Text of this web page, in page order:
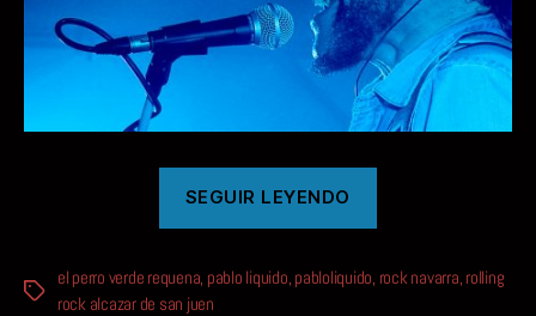
SEGUIR LEYENDO
INCONSCIENCIA»
Etiquetas
el perro verde requena pablo liquido pabloliquido rock navarra rolling
rock alcazar de san juen